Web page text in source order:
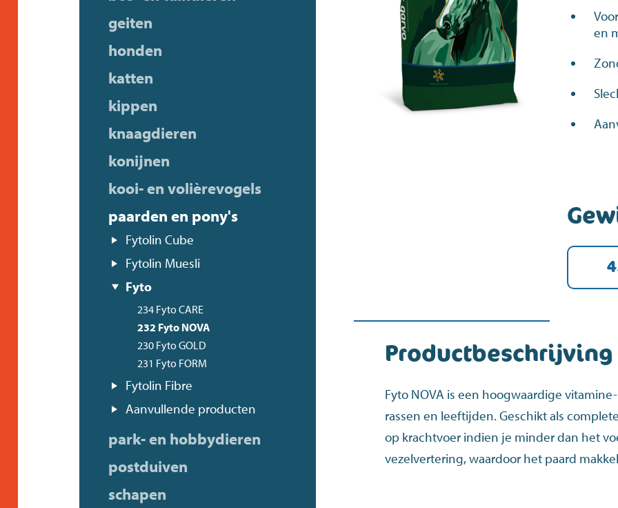
geiten
honden
katten
kippen
knaagdieren
konijnen
kooi- en volièrevogels
paarden en pony's
Fytolin Cube
Fytolin Muesli
Fyto
234 Fyto CARE
232 Fyto NOVA
230 Fyto GOLD
231 Fyto FORM
Fytolin Fibre
Aanvullende producten
park- en hobbydieren
postduiven
schapen
en
Productbeschrijving
Fyto NOVA is een hoogwaardige
rassen en leeftijden. Geschikt als
op krachtvoer indien je minder dan het
vezelvertering, waardoor het paard